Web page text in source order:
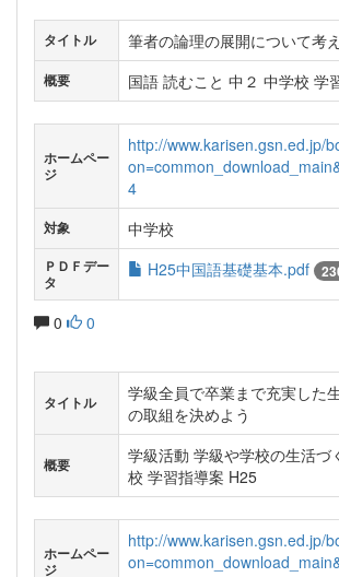
タイトル 筆者の論理の展開について考
概要 国語 読むこと 中２ 中学校 学
ホームペー
ジ
http://www.karisen.gsn.ed.jp/
4
対象 中学校
ＰＤＦデー
タ
H25中国語基礎基本.pdf
0 0
タイトル
学級全員で卒業まで充実した
の取組を決めよう
概要
学級活動 学級や学校の生活づ
校 学習指導案 H25
ホームペー
ジ
http://www.karisen.gsn.ed.jp/